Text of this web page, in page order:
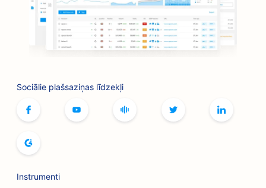
SEO veikaliem
SEO botoksa un filleru pakalpojumiem
SEO galda spēļu kafejnīcām
SEO grāmatnīcām
Sociālie plašsaziņas līdzekļi
Instrumenti